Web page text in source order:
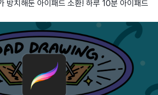
방치해둔 아이패드 소환! 하루 10분 아이패드